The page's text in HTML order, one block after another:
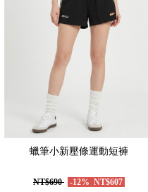
蠟筆小新壓條運動短褲
NT$690 -12% NT$607